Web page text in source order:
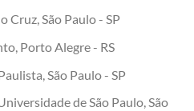
Cruz, São Paulo - SP
Porto Alegre - RS
São Paulo - SP
de São Paulo, São